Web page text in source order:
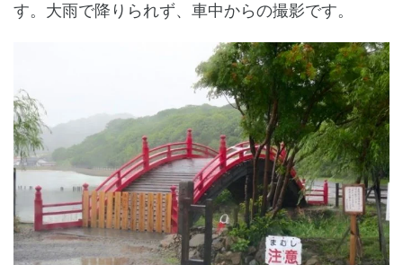
す。大雨で降りられず、車中からの撮影です。